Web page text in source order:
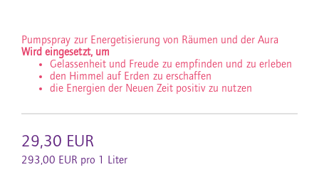
Pumpspray zur Energetisierung von Räumen und der Aura
Wird eingesetzt, um
Gelassenheit und Freude zu empfinden und zu erleben
den Himmel auf Erden zu erschaffen
die Energien der Neuen Zeit positiv zu nutzen
29,30 EUR
293,00 EUR pro 1 Liter